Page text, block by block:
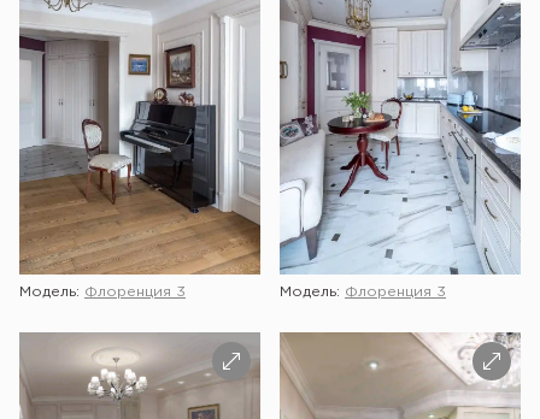
Модель: Флоренция 3 Модель: Флоренция 3